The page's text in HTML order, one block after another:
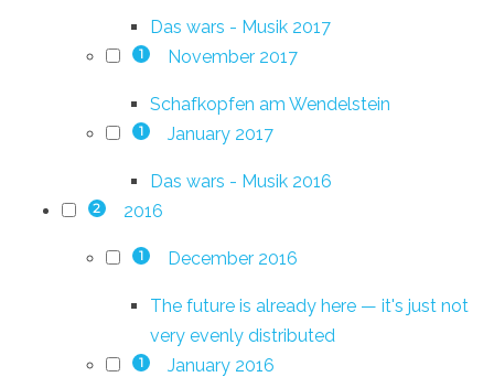
Das wars - Musik 2017
1 November 2017
Schafkopfen am Wendelstein
1 January 2017
Das wars - Musik 2016
2 2016
1 December 2016
The future is already here — it's just not
very evenly distributed
1 January 2016